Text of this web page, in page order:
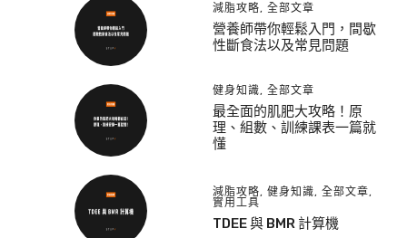
減脂攻略, 全部文章
營養師帶你輕鬆入門，間歇
性斷食法以及常見問題
健身知識, 全部文章
最全面的肌肥大攻略！原
理、組數、訓練課表一篇就
懂
減脂攻略, 健身知識, 全部文章,
實用工具
TDEE 與 BMR 計算機